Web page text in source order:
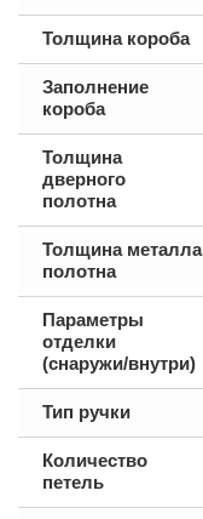
Толщина короба
Заполнение
короба
Толщина
дверного
полотна
Толщина металла
полотна
Параметры
отделки
(снаружи/внутри)
Тип ручки
Количество
петель